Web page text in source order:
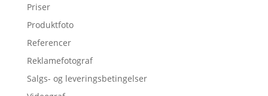
Priser
Produktfoto
Referencer
Reklamefotograf
Salgs- og leveringsbetingelser